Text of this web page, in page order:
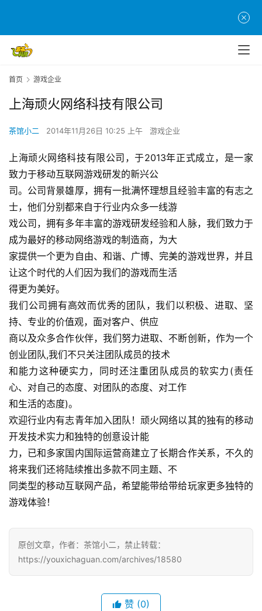
首
页
游
茶
原
创
游
戏
业
界
手
机
游
戏
单
机
游
戏
休
戏
2
首页 游戏企业
上海顽火网络科技有限公司
茶馆小二 2014年11月26日 10:25 上午 游戏企业
上海顽火网络科技有限公司，于2013年正式成立，是一家
致力于移动互联网游戏研发的新兴公
司。公司背景雄厚，拥有一批满怀理想且经验丰富的有志之
士，他们分别都来自于行业内众多一线游
戏公司，拥有多年丰富的游戏研发经验和人脉，我们致力于
成为最好的移动网络游戏的制造商，为大
家提供一个更为自由、和谐、广博、完美的游戏世界，并且
让这个时代的人们因为我们的游戏而生活
得更为美好。
我们公司拥有高效而优秀的团队，我们以积极、进取、坚
持、专业的价值观，面对客户、供应
商以及众多合作伙伴，我们努力进取、不断创新，作为一个
创业团队,我们不只关注团队成员的技术
和能力这种硬实力，同时还注重团队成员的软实力(责任
心、对自己的态度、对团队的态度、对工作
和生活的态度)。
欢迎行业内有志青年加入团队！顽火网络以其的独有的移动
开发技术实力和独特的创意设计能
力，已和多家国内国际运营商建立了长期合作关系，不久的
将来我们还将陆续推出多款不同主题、不
同类型的移动互联网产品，希望能带给带给玩家更多独特的
游戏体验！
原创文章，作者：茶馆小二，禁止转载：
https://youxichaguan.com/archives/18580
赞 (0)